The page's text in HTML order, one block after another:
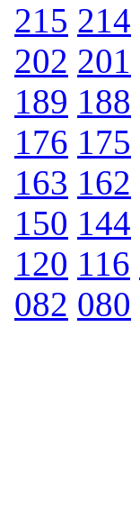
215 214
202 201
189 188
176 175
163 162
150 144
120 116
082 080